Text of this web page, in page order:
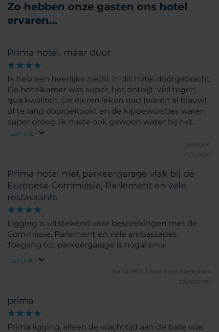
Zo hebben onze gasten ons hotel
ervaren...
Prima hotel, maar duur
Ik heb een heerlijke nacht in dit hotel doorgebracht.
De hotelkamer was super, het ontbijt, viel tegen
qua kwaliteit. De eieren leken oud (waren al blauw)
of te lang doorgekookt en de kippeworstjes waren
super droog. Ik miste ook gewoon water bij het
ontbijt. De prijs is wellicht door de locatie, maar
Toon info
Jessica K.
25/11/2025
Prima hotel met parkeergarage vlak bij de
Europese Commissie, Parlement en vele
restaurants
Ligging is uitstekend voor besprekingen met de
Commissie, Parlement en vele ambassades.
Toegang tot parkeergarage is nogal smal
Toon info
baron1953. Leiderdorp, Nederland
28/09/2025
prima
Prima ligging, alleen de wachttijd aan de balie was